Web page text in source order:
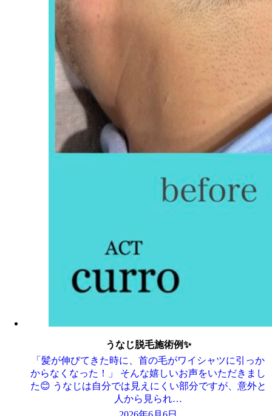
うなじ脱毛施術例✨
「髪が伸びてきた時に、首の毛がワイシャツに引っか
からなくなった！」 そんな嬉しいお声をいただきまし
た😊 うなじは自分では見えにくい部分ですが、意外と
人から見られ…